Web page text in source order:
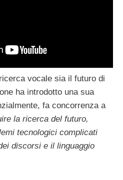
vocale sia il futuro di
ha introdotto una sua
fa concorrenza a
la ricerca del futuro,
tecnologici complicati
discorsi e il linguaggio